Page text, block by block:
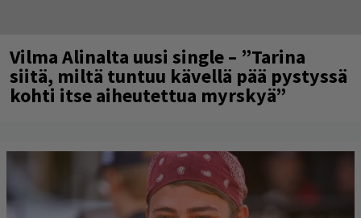
Vilma Alinalta uusi single – ”Tarina
siitä, miltä tuntuu kävellä pää pystyssä
kohti itse aiheutettua myrskyä”